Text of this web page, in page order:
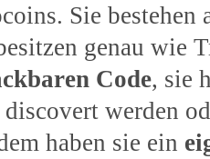
Sie bestehen
genau wie
Code, sie
werden
haben sie ein